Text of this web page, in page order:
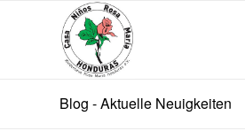
Blog - Aktuelle Neuigkeiten